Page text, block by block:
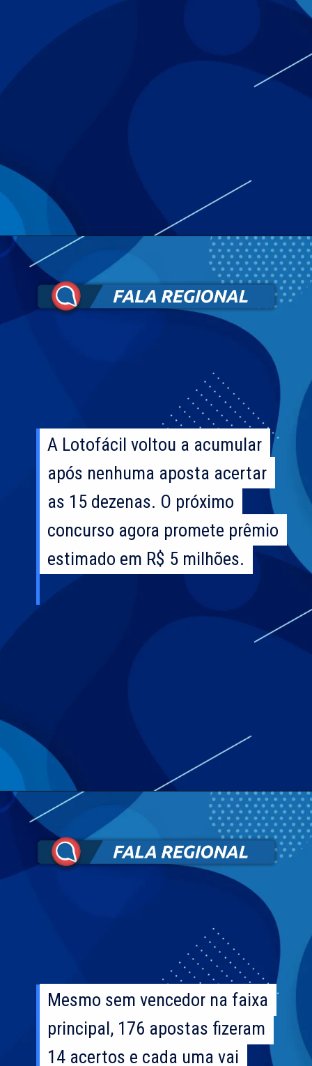
A Lotofácil voltou a acumular
após nenhuma aposta acertar
as 15 dezenas. O próximo
concurso agora promete prêmio
estimado em R$ 5 milhões.
A Lotofácil voltou a acumular
após nenhuma aposta acertar
as 15 dezenas. O próximo
concurso agora promete prêmio
estimado em R$ 5 milhões.
Mesmo sem vencedor na faixa
principal, 176 apostas fizeram
14 acertos e cada uma vai
Mesmo sem vencedor na faixa
principal, 176 apostas fizeram
14 acertos e cada uma vai